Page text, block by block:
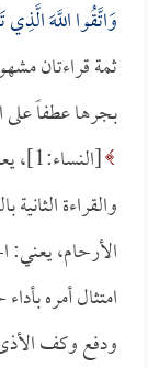
وَاتَّقُوا اللَّهَ
ثمة قراءتان
بجرها عطفاً على
[النساء:1]، يعني: بالله وبالأرحام.
والقراءة
الأرحام، يعني:
امتثال أمره
ودفع وكف